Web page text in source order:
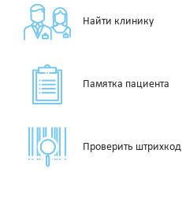
Найти клинику
Памятка пациента
Проверить штрихкод